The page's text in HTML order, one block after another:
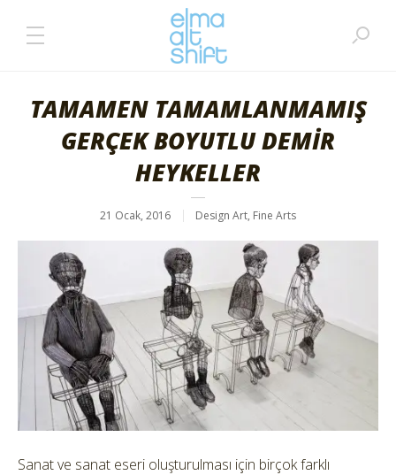
TAMAMEN TAMAMLANMAMIŞ
GERÇEK BOYUTLU DEMİR
HEYKELLER
21 Ocak, 2016 Design Art, Fine Arts
Sanat ve sanat eseri oluşturulması için birçok farklı